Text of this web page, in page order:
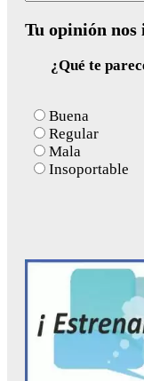
Tu opinión
¿Qué te
Buena
Regular
Mala
Insoportable